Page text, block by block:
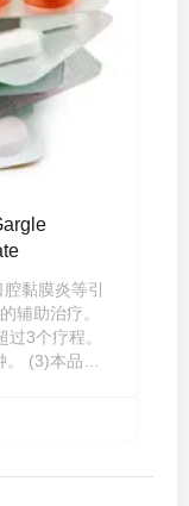
黏膜炎等引
辅助治疗。
3个疗程。
(3)本品仅